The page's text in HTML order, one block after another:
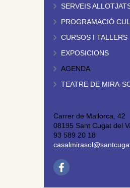
SERVEIS
PROGRAMACIÓ
CURSOS I TALLERS
EXPOSICIONS
AGENDA
TEATRE DE MIRA-
Carrer de Mallorca, 42
08195 Sant Cugat del
93 589 20 18